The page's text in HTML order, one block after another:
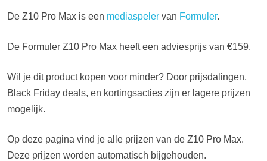
De Z10 Pro Max is een mediaspeler van Formuler.
De Formuler Z10 Pro Max heeft een adviesprijs van €159.
Wil je dit product kopen voor minder? Door prijsdalingen,
Black Friday deals, en kortingsacties zijn er lagere prijzen
mogelijk.
Op deze pagina vind je alle prijzen van de Z10 Pro Max.
Deze prijzen worden automatisch bijgehouden.